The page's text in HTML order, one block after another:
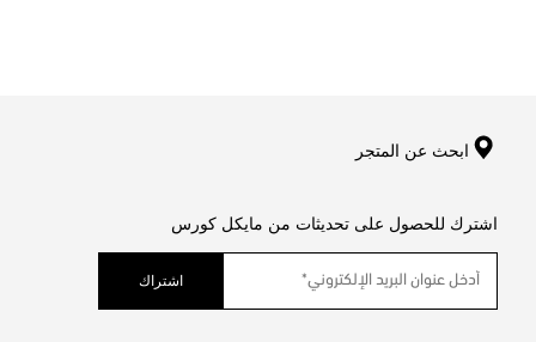
ابحث عن المتجر
اشترك للحصول على تحديثات من مايكل كورس
اشتراك